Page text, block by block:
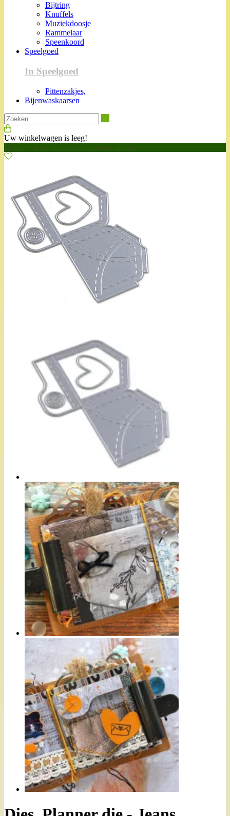
Bijtring
Knuffels
Muziekdoosje
Rammelaar
Speenkoord
Speelgoed
In Speelgoed
Pittenzakjes,
Bijenwaskaarsen
Uw winkelwagen is leeg!
Home
Dies, Planner die - Jeans pocket